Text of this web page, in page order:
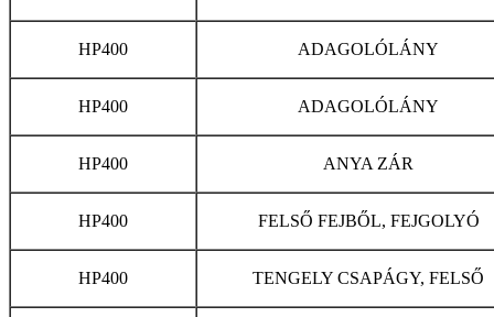
HP400 ADAGOLÓLÁNY
HP400 ADAGOLÓLÁNY
HP400 ANYA ZÁR
HP400 FELSŐ FEJBŐL, FEJGOLYÓ
HP400 TENGELY CSAPÁGY, FELSŐ